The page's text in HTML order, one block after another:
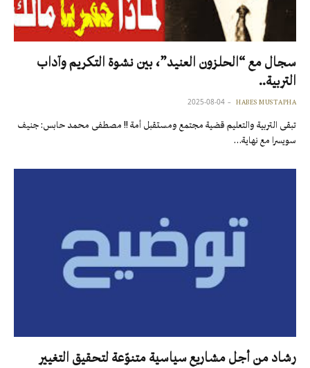
سجال مع “الحلزون العنيد”، بين نشوة التكريم وآداب
التربية..
HABES MUSTAPHA
2025-08-04
تبقى التربية والتعليم قضية مجتمع ومستقبل أمة !! مصطفى محمد حابس: جنيف
سويسرا مع نهاية…
رشاد من أجل مشاريع سياسية متنوّعة لتحقيق التغيير